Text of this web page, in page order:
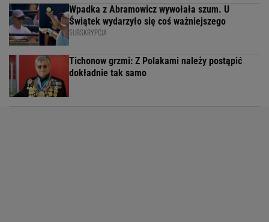
Wpadka z Abramowicz wywołała szum. U
Świątek wydarzyło się coś ważniejszego
SUBSKRYPCJA
Tichonow grzmi: Z Polakami należy postąpić
dokładnie tak samo